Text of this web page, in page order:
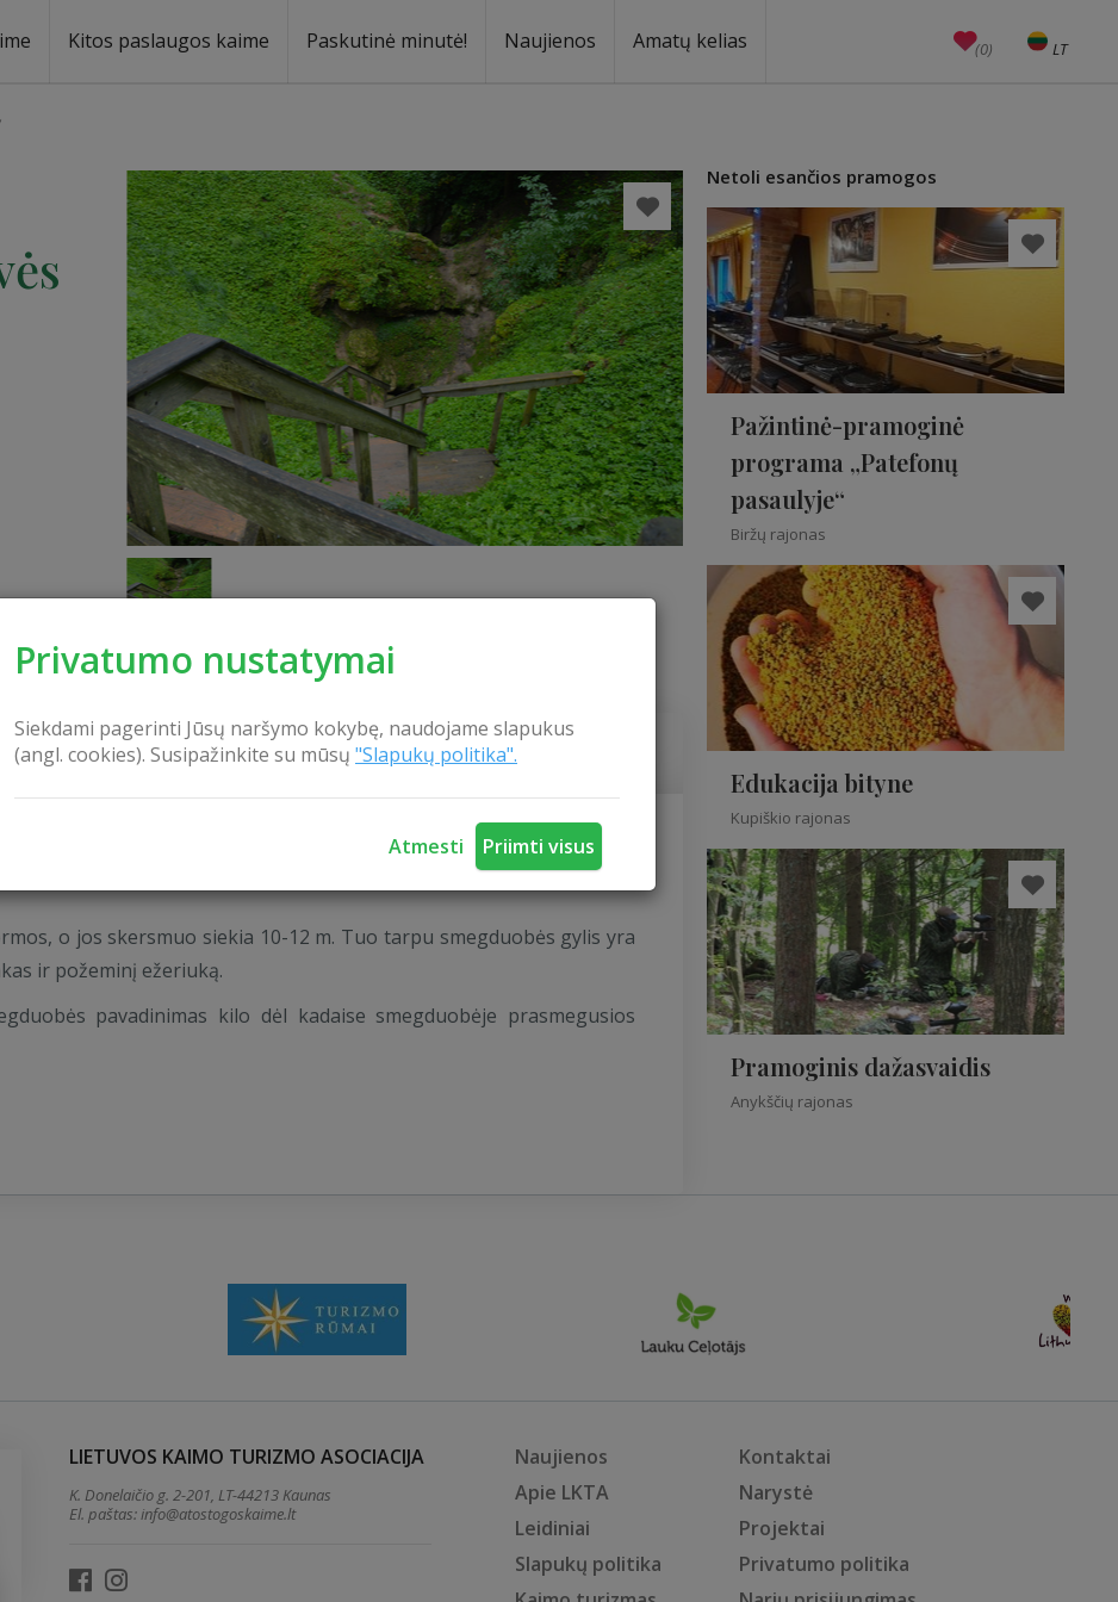
Privatumo nustatymai
Siekdami pagerinti Jūsų naršymo kokybę, naudojame slapukus
(angl. cookies). Susipažinkite su mūsų "Slapukų politika".
Atmesti Priimti visus
Kitos paslaugos kaime Paskutinė minutė! Naujienos Amatų kelias (0) LT
EN
KONTAKTAI
sodyboje aplankykite žinomiausią smegduobę Lietuvoje –
o jos skersmuo siekia 10-12 m. Tuo tarpu smegduobės gylis yra
ir požeminį ežeriuką.
pavadinimas kilo dėl kadaise smegduobėje prasmegusios
Netoli esančios pramogos
Pažintinė-pramoginė
programa „Patefonų
pasaulyje“
Biržų rajonas
Edukacija bityne
Kupiškio rajonas
Pramoginis dažasvaidis
Anykščių rajonas
LIETUVOS KAIMO TURIZMO ASOCIACIJA
K. Donelaičio g. 2-201, LT-44213 Kaunas
El. paštas:info@atostogoskaime.lt
Naujienos
Kontaktai
Apie LKTA
Narystė
Leidiniai
Projektai
Slapukų politika
Privatumo politika